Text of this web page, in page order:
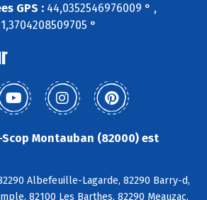
GPS :44,0352546976009 ° ,
1,3704208509705 °
Montauban (82000) est
Albefeuille-Lagarde, 82290 Barry-d,
82100 Les Barthes, 82290 Meauzac,